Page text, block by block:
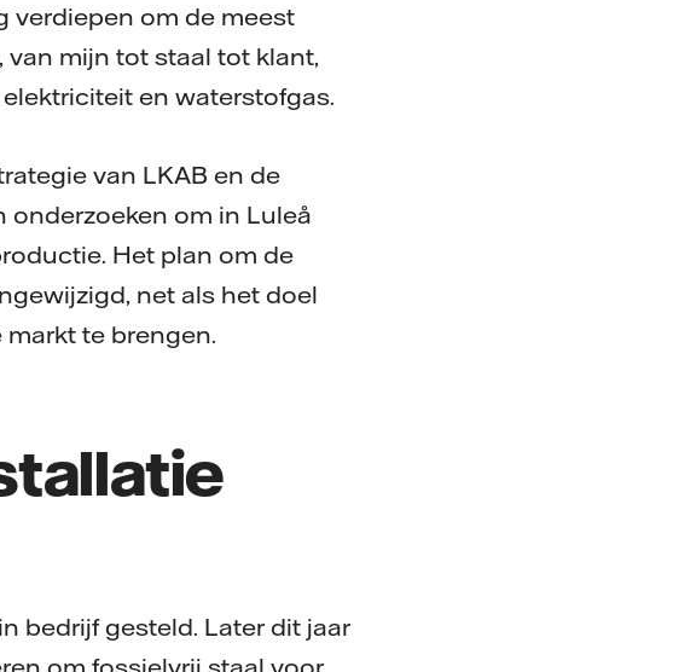
verdiepen om de meest
mijn tot staal tot klant,
en waterstofgas.
van LKAB en de
onderzoeken om in Luleå
Het plan om de
net als het doel
te brengen.
bedrijf gesteld. Later dit jaar